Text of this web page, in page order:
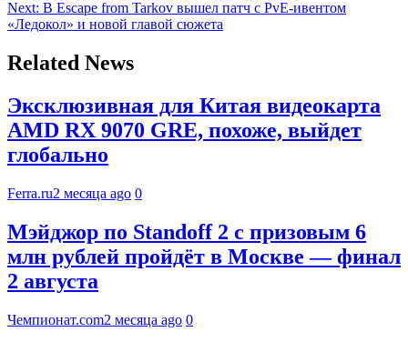
Next: В Escape from Tarkov вышел патч с PvE-ивентом
«Ледокол» и новой главой сюжета
Related News
Эксклюзивная для Китая видеокарта
AMD RX 9070 GRE, похоже, выйдет
глобально
Ferra.ru2 месяца ago 0
Мэйджор по Standoff 2 с призовым 6
млн рублей пройдёт в Москве — финал
2 августа
Чемпионат.com2 месяца ago 0